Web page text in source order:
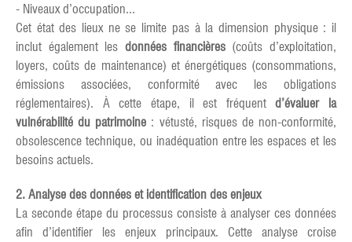
- Niveaux d’occupation...
Cet état des lieux ne se limite pas à la dimension physique : il
inclut également les données financières(coûts d’exploitation,
loyers, coûts de maintenance) et énergétiques (consommations,
émissions associées, conformité avec les obligations
réglementaires). À cette étape, il est fréquentd’évaluer la
vulnérabilité du patrimoine : vétusté, risques de non-conformité,
obsolescence technique, ou inadéquation entre les espaces et les
besoins actuels.
2. Analyse des données et identification des enjeux
La seconde étape du processus consiste à analyser ces données
afin d’identifier les enjeux principaux. Cette analyse croise